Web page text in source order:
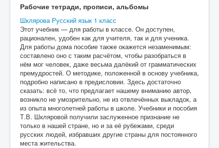
Рабочие тетради, прописи, альбомы
Шклярова Русский язык 1 класс
Этот учебник — для работы в классе. Он доступен,
рационален, удобен как для учителя, так и для ученика.
Для работы дома пособие также окажется незаменимым:
составлено оно с таким расчётом, чтобы разобраться в
нём мог человек, даже весьма далёкий от грамматических
премудростей. О методике, положенной в основу учебника,
подробно написано в предисловии. Здесь достаточно
сказать: всё то, что предлагает нашему вниманию автор,
возникло не умозрительно, не из отвлечённых выкладок, а
из опыта многолетней работы в школе. Учебники и пособия
Т.В. Шкляровой получили заслуженное признание не
только в нашей стране, но и за её рубежами, среди
русских людей, избравших другие страны для постоянного
места жительства.